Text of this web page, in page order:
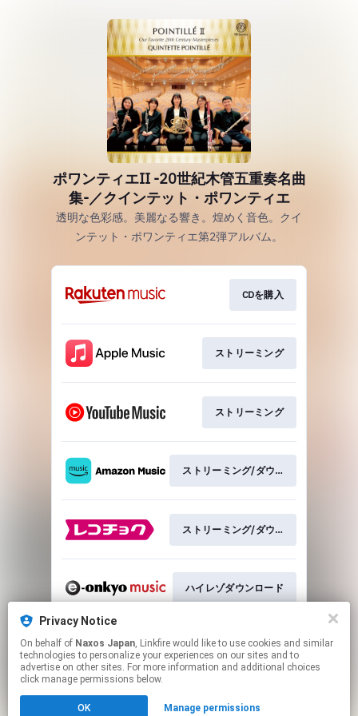
ポワンティエII -20世紀木管五重奏名曲
集-／クインテット・ポワンティエ
透明な色彩感。美麗なる響き。煌めく音色。クイ
ンテット・ポワンティエ第2弾アルバム。
CDを購入
ストリーミング
ストリーミング
ストリーミング/ダウンロード
ストリーミング/ダウンロード
ハイレゾダウンロード
ストリーミング
Privacy Notice
On behalf of Naxos Japan, Linkfire would like to use cookies and similar
technologies to personalize your experiences on our sites and to
advertise on other sites. For more information and additional choices
click manage permissions below.
OK Manage permissions